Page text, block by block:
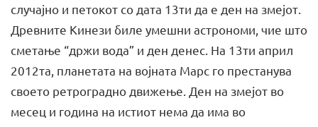
случајно и петокот со дата 13ти да е ден на змејот.
Древните Кинези биле умешни астрономи, чие што
сметање “држи вода” и ден денес. На 13ти април
2012та, планетата на војната Марс го престанува
своето ретроградно движење. Ден на змејот во
месец и година на истиот нема да има во